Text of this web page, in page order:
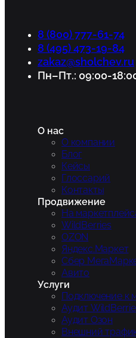
8 (800) 777-61-74
8 (495) 473-19-84
zakaz@sholchev.ru
Пн–Пт.: 09:00-
О нас
О компании
Блог
Кейсы
Глоссарий
Контакты
Продвижение
На
WildBerries
OZON
Яндекс.Маркет
Сбер
Авито
Услуги
Подключение к
Аудит
Аудит Озон
Внешний